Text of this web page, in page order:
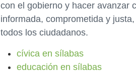
con el gobierno y hacer avanzar
informada, comprometida y
todos los ciudadanos.
cívica en sílabas
educación en sílabas